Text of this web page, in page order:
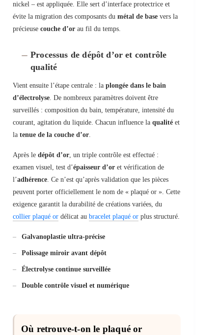
nickel – est appliquée. Elle sert d’interface protectrice et
évite la migration des composants du métal de base vers la
précieuse couche d’or au fil du temps.
Processus de dépôt d’or et contrôle
qualité
Vient ensuite l’étape centrale : la plongée dans le bain
d’électrolyse. De nombreux paramètres doivent être
surveillés : composition du bain, température, intensité du
courant, agitation du liquide. Chacun influence la qualité et
la tenue de la couche d’or.
Après le dépôt d’or, un triple contrôle est effectué :
examen visuel, test d’épaisseur d’or et vérification de
l’adhérence. Ce n’est qu’après validation que les pièces
peuvent porter officiellement le nom de « plaqué or ». Cette
exigence garantit la durabilité de créations variées, du
collier plaqué or délicat au bracelet plaqué or plus structuré.
Galvanoplastie ultra-précise
Polissage miroir avant dépôt
Électrolyse continue surveillée
Double contrôle visuel et numérique
Où retrouve-t-on le plaqué or